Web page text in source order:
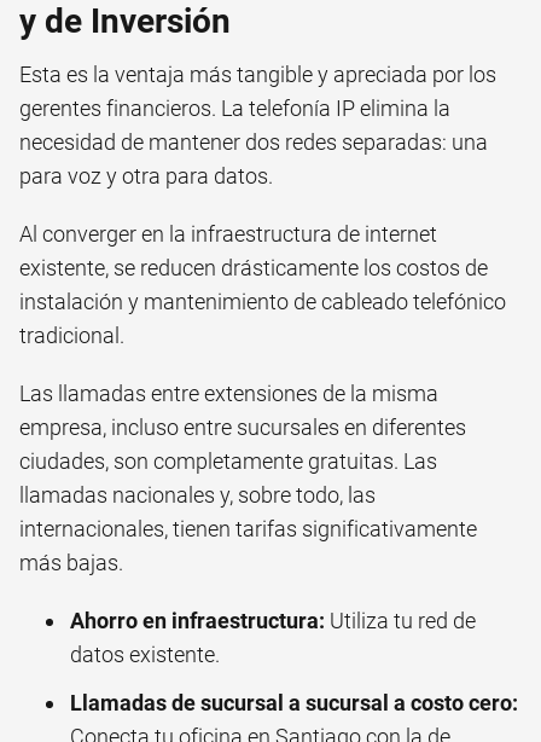
y de Inversión
Esta es la ventaja más tangible y apreciada por los
gerentes financieros. La telefonía IP elimina la
necesidad de mantener dos redes separadas: una
para voz y otra para datos.
Al converger en la infraestructura de internet
existente, se reducen drásticamente los costos de
instalación y mantenimiento de cableado telefónico
tradicional.
Las llamadas entre extensiones de la misma
empresa, incluso entre sucursales en diferentes
ciudades, son completamente gratuitas. Las
llamadas nacionales y, sobre todo, las
internacionales, tienen tarifas significativamente
más bajas.
Ahorro en infraestructura: Utiliza tu red de
datos existente.
Llamadas de sucursal a sucursal a costo cero:
Conecta tu oficina en Santiago con la de